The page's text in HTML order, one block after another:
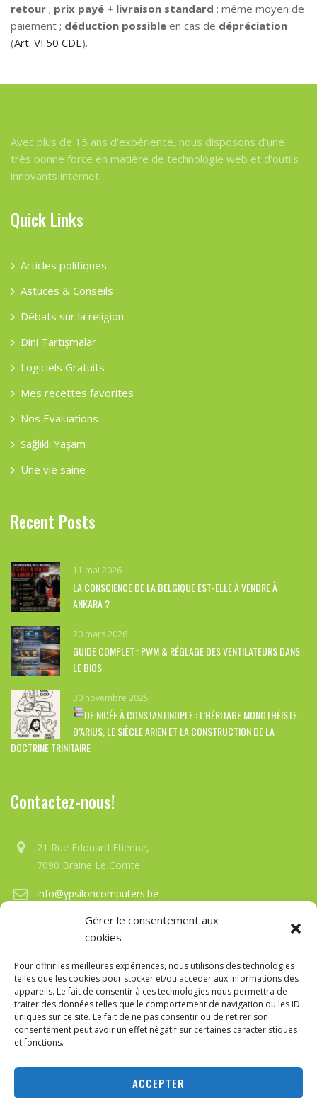
Gérer le consentement aux
cookies
Pour offrir les meilleures expériences, nous utilisons des technologies
telles que les cookies pour stocker et/ou accéder aux informations des
appareils. Le fait de consentir à ces technologies nous permettra de
traiter des données telles que le comportement de navigation ou les ID
uniques sur ce site. Le fait de ne pas consentir ou de retirer son
consentement peut avoir un effet négatif sur certaines caractéristiques
et fonctions.
ACCEPTER
retour ; prix payé + livraison standard ; même moyen de
paiement ; déduction possible en cas de dépréciation
(Art. VI.50 CDE).
Avec plus de 15 ans d'expérience, nous disposons d'une
très bonne force en matière de technologie web et d'outils
innovants internet.
Quick Links
Articles politiques
Astuces & Conseils
Débats sur la religion
Dini Tartışmalar
Logiciels Gratuits
Mes recettes favorites
Nos Evaluations
Sağlıklı Yaşam
Une vie saine
Recent Posts
11 mai 2026
LA CONSCIENCE DE LA BELGIQUE EST-ELLE À VENDRE À
ANKARA ?
20 mars 2026
GUIDE COMPLET : PWM & RÉGLAGE DES VENTILATEURS DANS
LE BIOS
30 novembre 2025
DE NICÉE À CONSTANTINOPLE : L’HÉRITAGE MONOTHÉISTE
D’ARIUS, LE SIÈCLE ARIEN ET LA CONSTRUCTION DE LA
DOCTRINE TRINITAIRE
Contactez-nous!
21 Rue Edouard Etienne,
7090 Braine Le Comte
info@ypsiloncomputers.be
+32 (0)67-21-33-12
. All rights reserved.